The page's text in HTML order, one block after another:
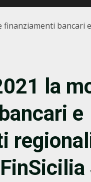
bancari
la
e